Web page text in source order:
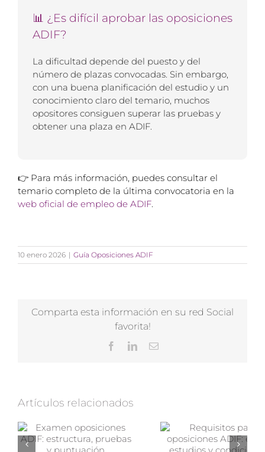
📊 ¿Es difícil aprobar las oposiciones
ADIF?
La dificultad depende del puesto y del
número de plazas convocadas. Sin embargo,
con una buena planificación del estudio y un
conocimiento claro del temario, muchos
opositores consiguen superar las pruebas y
obtener una plaza en ADIF.
👉 Para más información, puedes consultar el
temario completo de la última convocatoria en la
web oficial de empleo de ADIF.
10 enero 2026 | Guía Oposiciones ADIF
Comparta esta información en su red Social
favorita!
FacebookLinkedInCorreo
Artículos relacionados
oposiciones ADIF:
estructura, pruebas
oposiciones ADIF:
edad, estudios y